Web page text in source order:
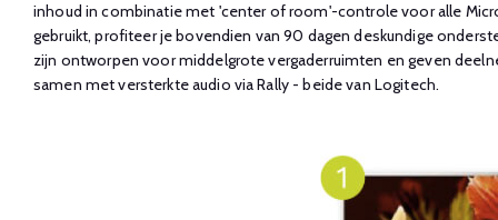
inhoud in combinatie met 'center of room'-controle voor alle
gebruikt, profiteer je bovendien van 90 dagen deskundige
zijn ontworpen voor middelgrote vergaderruimten en geven
samen met versterkte audio via Rally - beide van Logitech.